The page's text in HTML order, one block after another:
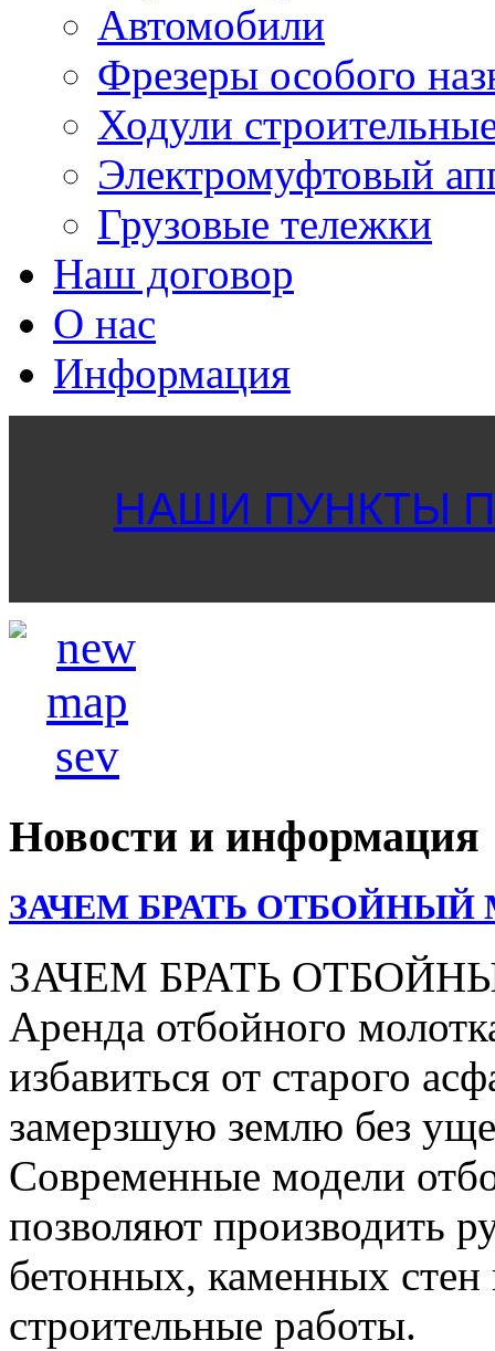
Автомобили
Фрезеры особого
Ходули
Электромуфтовый
Грузовые тележки
Наш договор
О нас
Информация
НАШИ ПУНКТЫ
Новости и информация
ЗАЧЕМ БРАТЬ ОТБОЙНЫЙ
ЗАЧЕМ БРАТЬ
Аренда отбойного
избавиться от старого
замерзшую землю без
Современные модели
позволяют производить
бетонных, каменных стен
строительные работы.